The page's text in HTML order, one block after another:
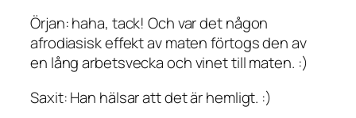
Örjan: haha, tack! Och var det någon
afrodiasisk effekt av maten förtogs den av
en lång arbetsvecka och vinet till maten. :)
Saxit: Han hälsar att det är hemligt. :)